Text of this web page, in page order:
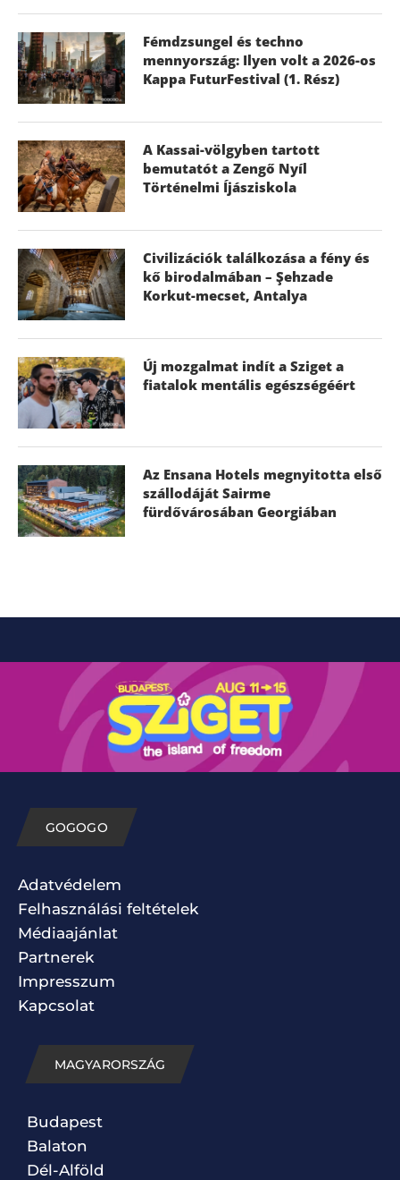
Fémdzsungel és techno
mennyország: Ilyen volt a 2026-os
Kappa FuturFestival (1. Rész)
A Kassai-völgyben tartott
bemutatót a Zengő Nyíl
Történelmi Íjásziskola
Civilizációk találkozása a fény és
kő birodalmában – Şehzade
Korkut-mecset, Antalya
Új mozgalmat indít a Sziget a
fiatalok mentális egészségéért
Az Ensana Hotels megnyitotta első
szállodáját Sairme
fürdővárosában Georgiában
GOGOGO
Adatvédelem
Felhasználási feltételek
Médiaajánlat
Partnerek
Impresszum
Kapcsolat
MAGYARORSZÁG
Budapest
Balaton
Dél-Alföld